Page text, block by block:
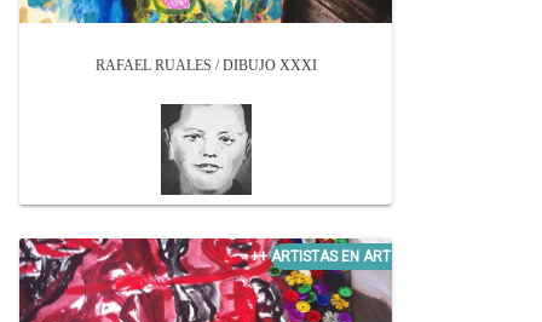
RAFAEL RUALES / DIBUJO XXXI